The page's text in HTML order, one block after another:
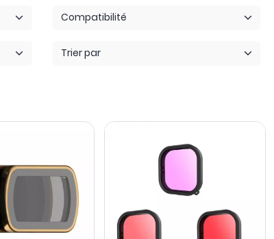
Compatibilité
Trier par